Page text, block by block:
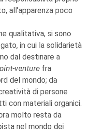
all'apparenza poco
qualitativa, si sono
in cui la solidarietà
dal destinare a
venture fra
del mondo; da
di persone
con materiali organici.
molto resta da
nel mondo dei